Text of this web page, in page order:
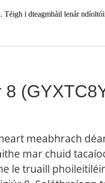
Téigh i dteagmháil lenár
meabhrach
mar chuid
le truaill